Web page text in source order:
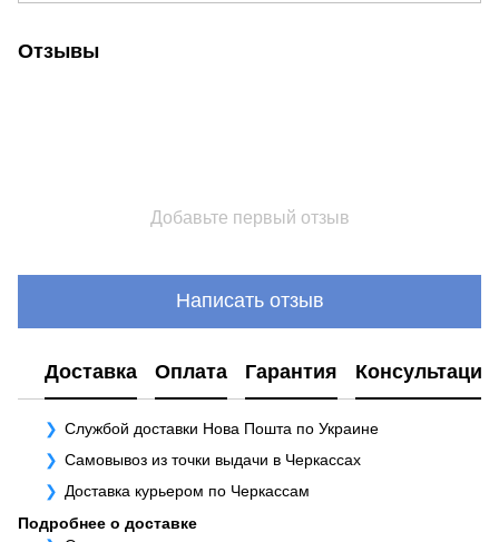
Отзывы
Добавьте первый отзыв
Написать отзыв
Доставка Оплата Гарантия Консультация
Службой доставки Нова Пошта по Украине
Самовывоз из точки выдачи в Черкассах
Доставка курьером по Черкассам
Подробнее о доставке